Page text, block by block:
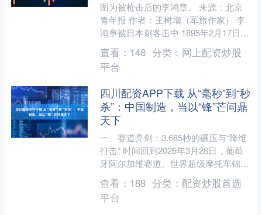
图为被枪击后的李鸿章。 来源：北京
青年报 作者：王树增（军旅作家） 李
鸿章被日本刺客击中 1895年2月17日16
时，日本联合舰队开进中国威海卫，中
日甲午战争以....
查看： 148 分类： 网上配资炒股
平台
四川配资APP下载 从“毫秒”到“秒
杀”：中国制造，当以“锋”芒问鼎
天下
一、赛道亮剑：3.685秒的碾压与“降维
打击” 时间回到2026年3月28日，葡萄
牙阿尔加维赛道。世界超级摩托车锦标
赛（WSBK）的赛场上，法国车手瓦伦
丁·德比....
查看： 188 分类： 配资炒股首选
平台